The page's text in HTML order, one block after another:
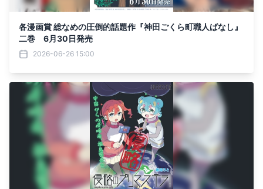
各漫画賞 総なめの圧倒的話題作『神田ごくら町職人ばなし』
二巻 6月30日発売
2026-06-26 15:00